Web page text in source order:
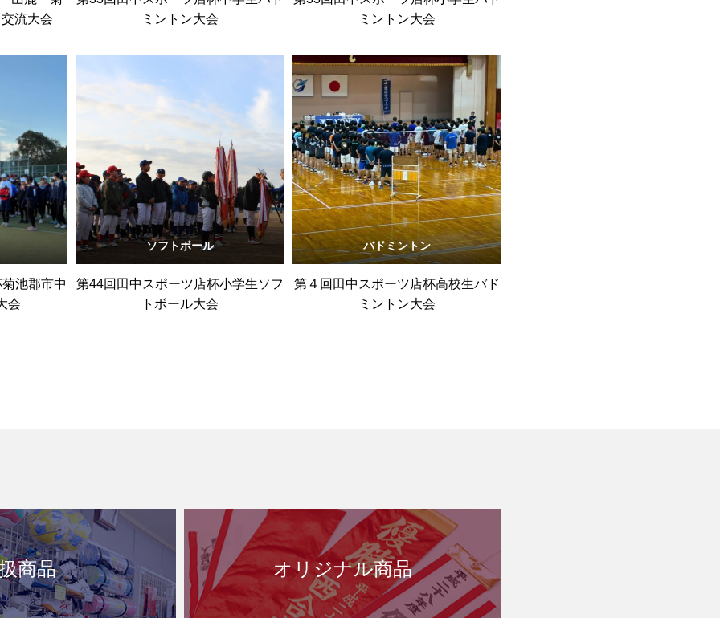
流大会
ミントン大会
ミントン大会
池郡市中
会
ソフトボール
第44回田中スポーツ店杯小学生ソフ
トボール大会
バドミントン
第４回田中スポーツ店杯高校生バド
ミントン大会
商品 オリジナル商品